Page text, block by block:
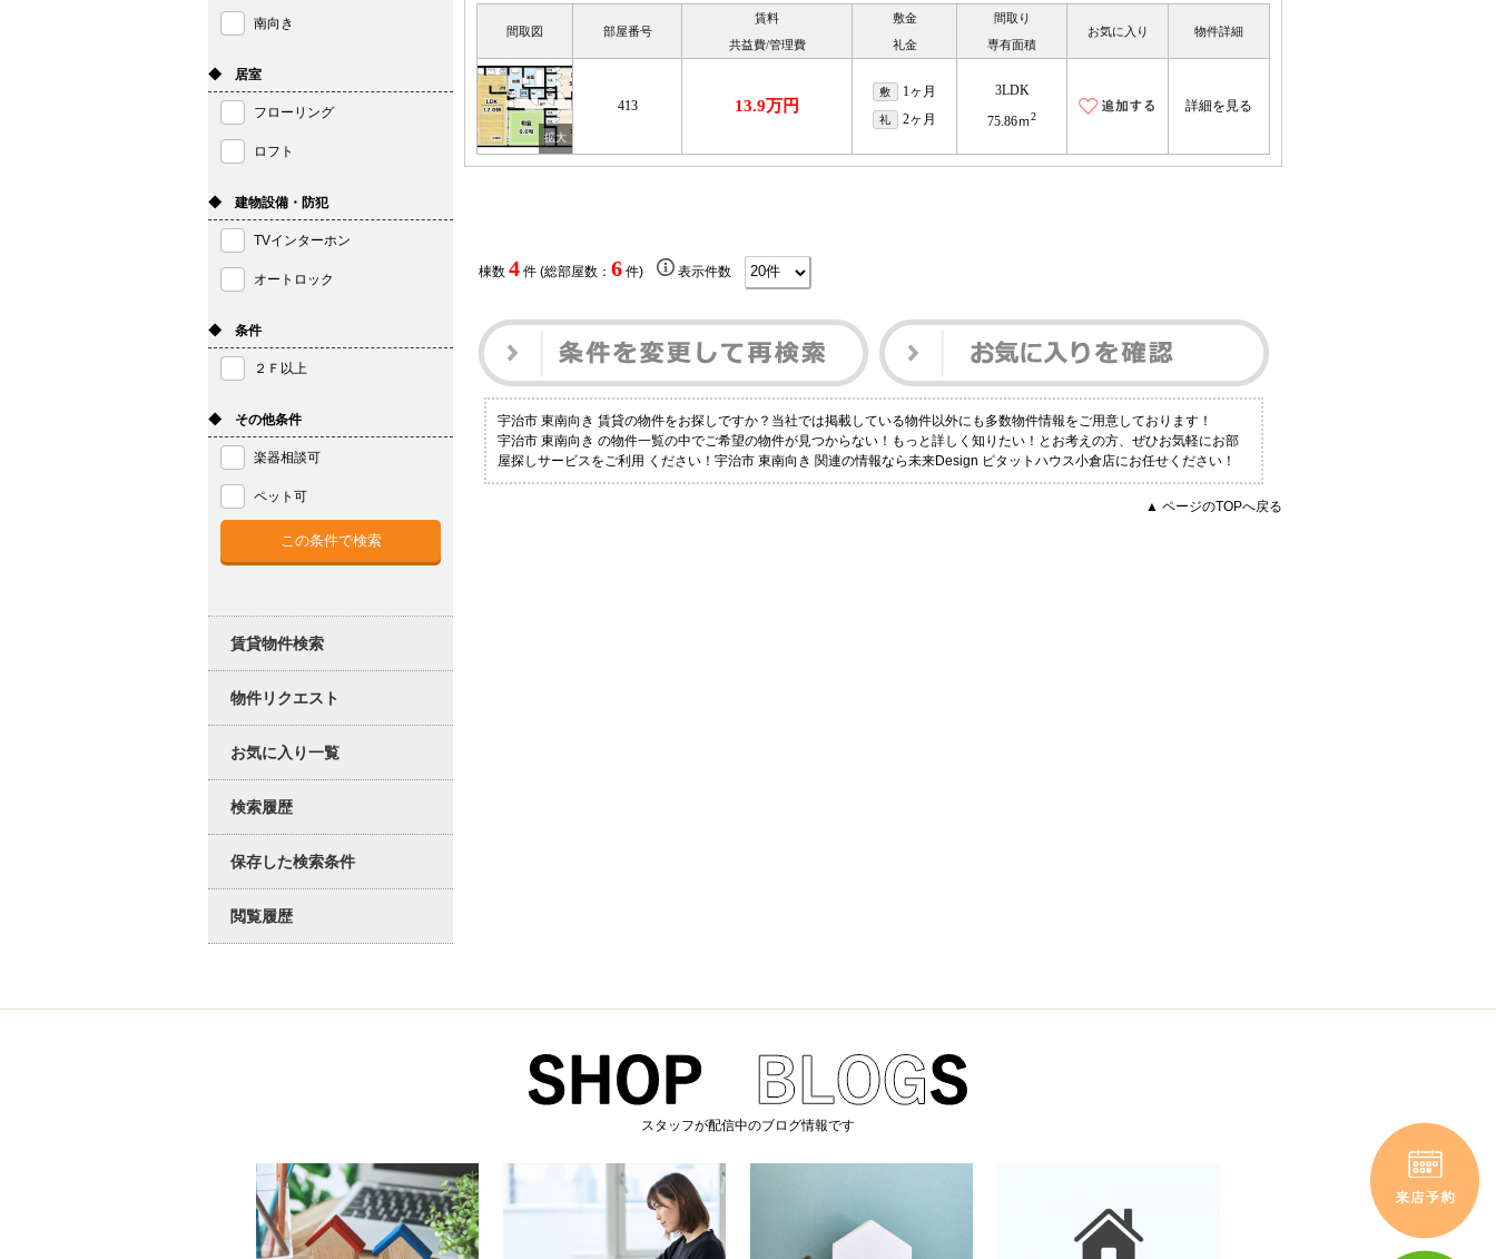
間取図 部屋番号
賃料
共益費/管理費
敷金
礼金
間取り
専有面積
お気に入り 物件詳細
413 13.9万円
敷 1ヶ月
礼 2ヶ月
3LDK
75.86ｍ2
詳細を見る
棟数 4件 (総部屋数： 6件) 表示件数
宇治市 東南向き 賃貸の物件をお探しですか？当社では掲載している物件以外にも多数物件情報をご用意しております！
宇治市 東南向き の物件一覧の中でご希望の物件が見つからない！もっと詳しく知りたい！とお考えの方、ぜひお気軽にお部
屋探しサービスをご利用 ください！宇治市 東南向き 関連の情報なら未来Design ピタットハウス小倉店にお任せください！
▲ ページのTOPへ戻る
南向き
◆ 居室
フローリング
ロフト
◆ 建物設備・防犯
TVインターホン
オートロック
◆ 条件
２Ｆ以上
◆ その他条件
楽器相談可
ペット可
賃貸物件検索
物件リクエスト
お気に入り一覧
検索履歴
保存した検索条件
閲覧履歴
スタッフが配信中のブログ情報です